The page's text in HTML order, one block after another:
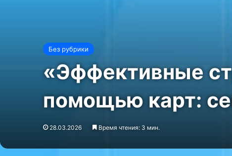
Без рубрики
«Эффективные
помощью карт:
28.03.2026 Время чтения: 3 мин.